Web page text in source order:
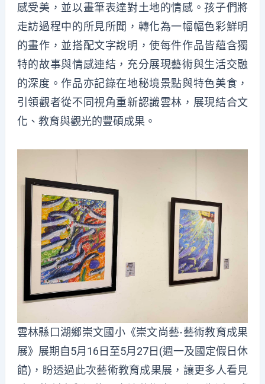
感受美，並以畫筆表達對土地的情感。孩子們將
走訪過程中的所見所聞，轉化為一幅幅色彩鮮明
的畫作，並搭配文字說明，使每件作品皆蘊含獨
特的故事與情感連結，充分展現藝術與生活交融
的深度。作品亦記錄在地秘境景點與特色美食，
引領觀者從不同視角重新認識雲林，展現結合文
化、教育與觀光的豐碩成果。
雲林縣口湖鄉崇文國小《崇文尚藝-藝術教育成果
展》展期自5月16日至5月27日(週一及國定假日休
館)，盼透過此次藝術教育成果展，讓更多人看見